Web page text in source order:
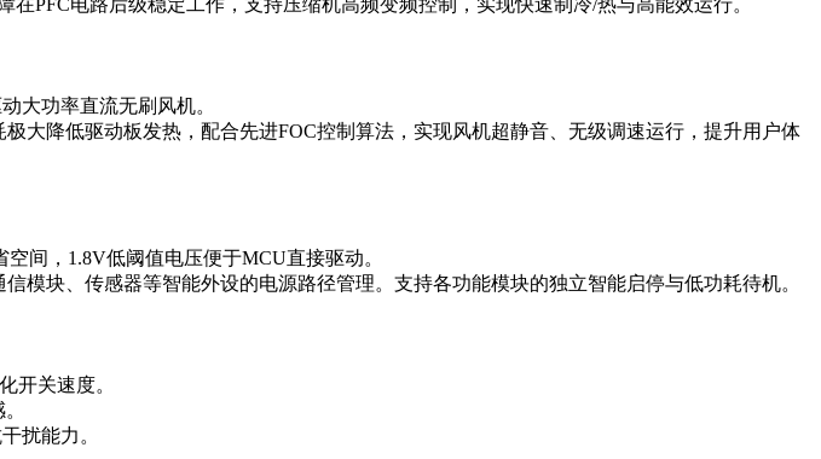
PFC电路后级稳定工作，支持压缩机高频变频控制，实现快速制冷/热与高能效运行。
大功率直流无刷风机。
大降低驱动板发热，配合先进FOC控制算法，实现风机超静音、无级调速运行，提升用户体
间，1.8V低阈值电压便于MCU直接驱动。
模块、传感器等智能外设的电源路径管理。支持各功能模块的独立智能启停与低功耗待机。
开关速度。
扰能力。